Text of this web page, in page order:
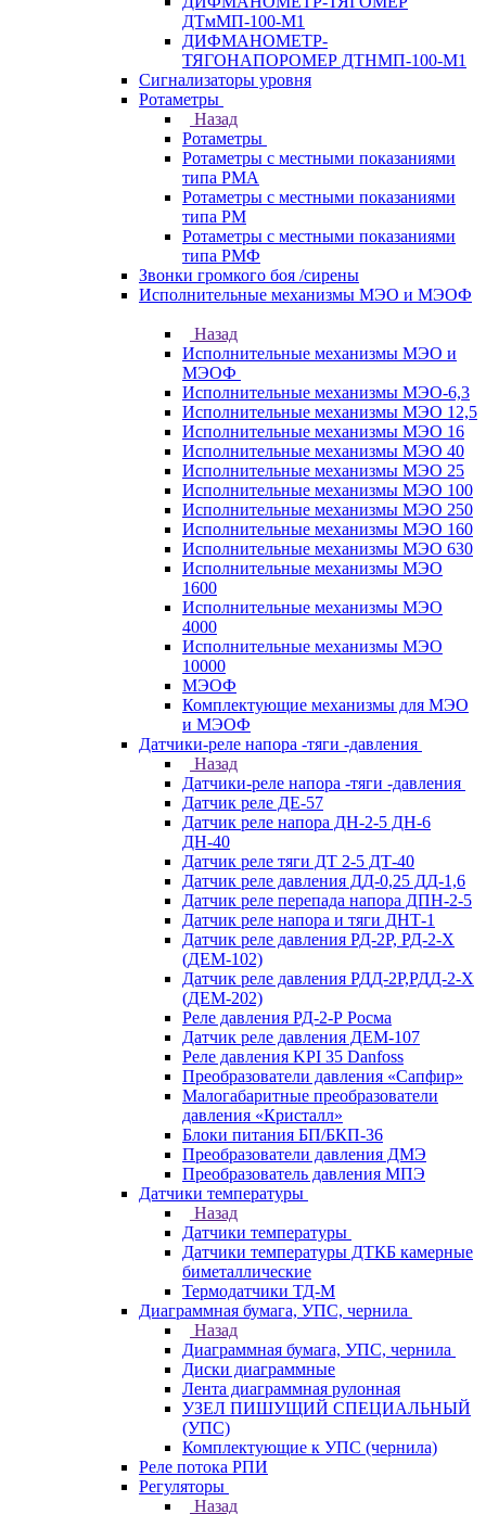
ДТмМП-100-М1
ДИФМАНОМЕТР-
ТЯГОНАПОРОМЕР ДТНМП-100-М1
Сигнализаторы уровня
Ротаметры
Назад
Ротаметры
Ротаметры с местными показаниями
типа РМА
Ротаметры с местными показаниями
типа РМ
Ротаметры с местными показаниями
типа РМФ
Звонки громкого боя /сирены
Исполнительные механизмы МЭО и МЭОФ
Назад
Исполнительные механизмы МЭО и
МЭОФ
Исполнительные механизмы МЭО-6,3
Исполнительные механизмы МЭО 12,5
Исполнительные механизмы МЭО 16
Исполнительные механизмы МЭО 40
Исполнительные механизмы МЭО 25
Исполнительные механизмы МЭО 100
Исполнительные механизмы МЭО 250
Исполнительные механизмы МЭО 160
Исполнительные механизмы МЭО 630
Исполнительные механизмы МЭО
1600
Исполнительные механизмы МЭО
4000
Исполнительные механизмы МЭО
10000
МЭОФ
Комплектующие механизмы для МЭО
и МЭОФ
Датчики-реле напора -тяги -давления
Назад
Датчики-реле напора -тяги -давления
Датчик реле ДЕ-57
Датчик реле напора ДН-2-5 ДН-6
ДН-40
Датчик реле тяги ДТ 2-5 ДТ-40
Датчик реле давления ДД-0,25 ДД-1,6
Датчик реле перепада напора ДПН-2-5
Датчик реле напора и тяги ДНТ-1
Датчик реле давления РД-2Р, РД-2-Х
(ДЕМ-102)
Датчик реле давления РДД-2Р,РДД-2-Х
(ДЕМ-202)
Реле давления РД-2-Р Росма
Датчик реле давления ДЕМ-107
Реле давления KPI 35 Danfoss
Преобразователи давления «Сапфир»
Малогабаритные преобразователи
давления «Кристалл»
Блоки питания БП/БКП-36
Преобразователи давления ДМЭ
Преобразователь давления МПЭ
Датчики температуры
Назад
Датчики температуры
Датчики температуры ДТКБ камерные
биметаллические
Термодатчики ТД-М
Диаграммная бумага, УПС, чернила
Назад
Диаграммная бумага, УПС, чернила
Диски диаграммные
Лента диаграммная рулонная
УЗЕЛ ПИШУЩИЙ СПЕЦИАЛЬНЫЙ
(УПС)
Комплектующие к УПС (чернила)
Реле потока РПИ
Регуляторы
Назад